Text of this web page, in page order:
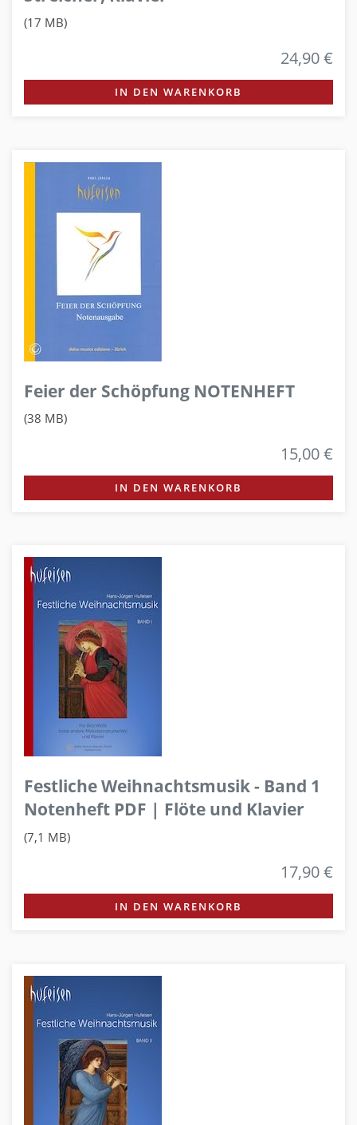
(17 MB)
24,90 €
IN DEN WARENKORB
Feier der Schöpfung NOTENHEFT
(38 MB)
15,00 €
IN DEN WARENKORB
Festliche Weihnachtsmusik - Band 1
Notenheft PDF | Flöte und Klavier
(7,1 MB)
17,90 €
IN DEN WARENKORB